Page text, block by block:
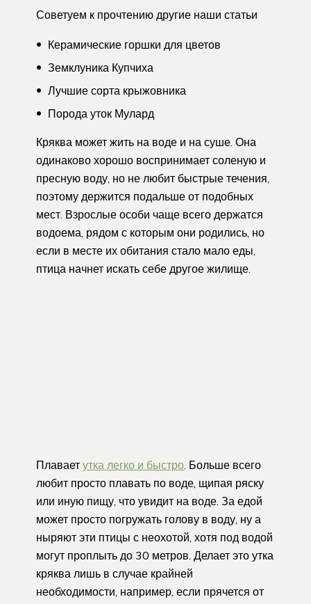
Советуем к прочтению другие наши статьи
Керамические горшки для цветов
Земклуника Купчиха
Лучшие сорта крыжовника
Порода уток Мулард
Кряква может жить на воде и на суше. Она
одинаково хорошо воспринимает соленую и
пресную воду, но не любит быстрые течения,
поэтому держится подальше от подобных
мест. Взрослые особи чаще всего держатся
водоема, рядом с которым они родились, но
если в месте их обитания стало мало еды,
птица начнет искать себе другое жилище.
Плавает утка легко и быстро . Больше всего
любит просто плавать по воде, щипая ряску
или иную пищу, что увидит на воде. За едой
может просто погружать голову в воду, ну а
ныряют эти птицы с неохотой, хотя под водой
могут проплыть до 30 метров. Делает это утка
кряква лишь в случае крайней
необходимости, например, если прячется от